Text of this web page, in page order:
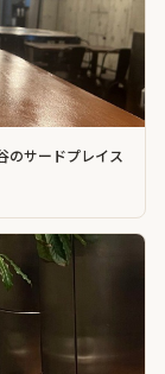
のサードプレイス